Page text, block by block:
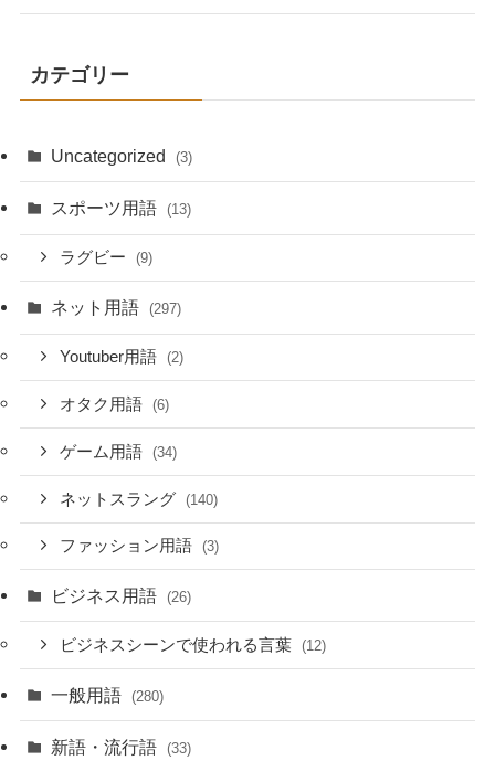
カテゴリー
Uncategorized (3)
スポーツ用語 (13)
ラグビー (9)
ネット用語 (297)
Youtuber用語 (2)
オタク用語 (6)
ゲーム用語 (34)
ネットスラング (140)
ファッション用語 (3)
ビジネス用語 (26)
ビジネスシーンで使われる言葉 (12)
一般用語 (280)
新語・流行語 (33)